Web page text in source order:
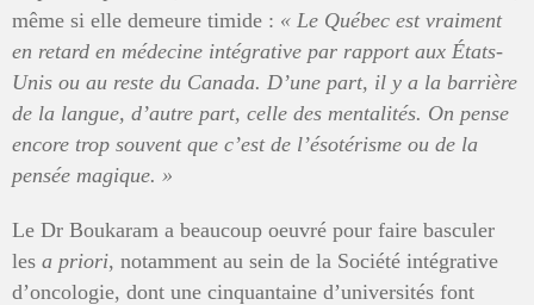
même si elle demeure timide : « Le Québec est vraiment
en retard en médecine intégrative par rapport aux États-
Unis ou au reste du Canada. D’une part, il y a la barrière
de la langue, d’autre part, celle des mentalités. On pense
encore trop souvent que c’est de l’ésotérisme ou de la
pensée magique. »
Le Dr Boukaram a beaucoup oeuvré pour faire basculer
les a priori, notamment au sein de la Société intégrative
d’oncologie, dont une cinquantaine d’universités font